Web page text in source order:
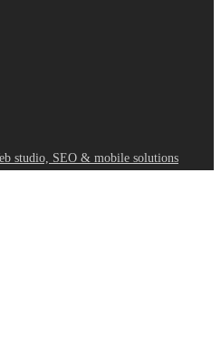
studio, SEO & mobile solutions